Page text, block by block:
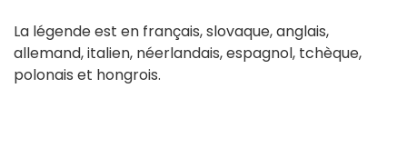
La légende est en français, slovaque, anglais,
allemand, italien, néerlandais, espagnol, tchèque,
polonais et hongrois.